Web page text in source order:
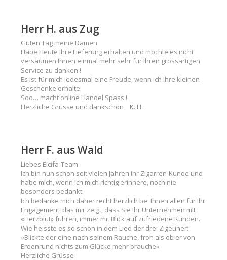
Herr H. aus Zug
Guten Tag meine Damen
Habe Heute Ihre Lieferung erhalten und möchte es nicht
versäumen Ihnen einmal mehr sehr für Ihren grossartigen
Service zu danken !
Es ist für mich jedesmal eine Freude, wenn ich Ihre kleinen
Geschenke erhalte.
Soo… macht online Handel Spass !
Herzliche Grüsse und dankschön K. H.
Herr F. aus Wald
Liebes Eicifa-Team
Ich bin nun schon seit vielen Jahren Ihr Zigarren-Kunde und
habe mich, wenn ich mich richtig erinnere, noch nie
besonders bedankt.
Ich bedanke mich daher recht herzlich bei Ihnen allen für Ihr
Engagement, das mir zeigt, dass Sie Ihr Unternehmen mit
«Herzblut» führen, immer mit Blick auf zufriedene Kunden.
Wie heisste es so schön in dem Lied der drei Zigeuner:
«Blickte der eine nach seinem Rauche, froh als ob er von
Erdenrund nichts zum Glücke mehr brauche».
Herzliche Grüsse